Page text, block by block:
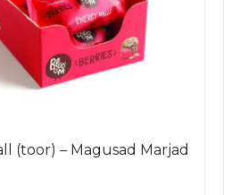
(toor) – Magusad Marjad